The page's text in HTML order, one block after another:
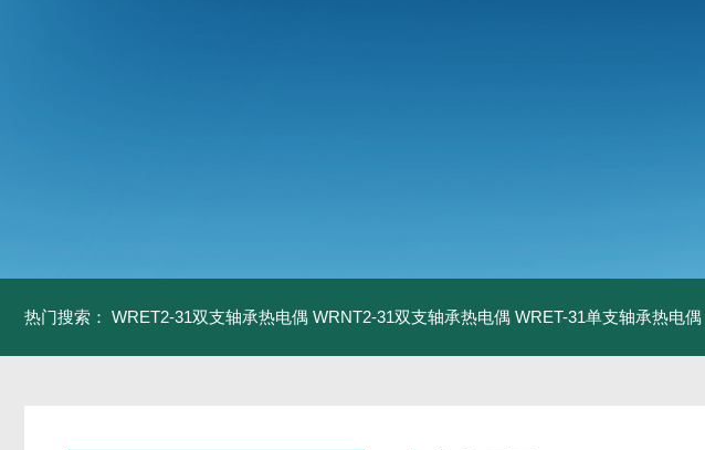
热门搜索： WRET2-31双支轴承热电偶 WRNT2-31双支轴承热电偶 WRET-31单支轴承热电偶